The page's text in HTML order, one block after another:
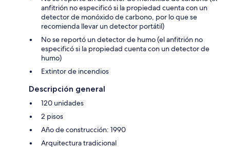
anfitrión no especificó si la propiedad cuenta con un
detector de monóxido de carbono, por lo que se
recomienda llevar un detector portátil)
No se reportó un detector de humo (el anfitrión no
especificó si la propiedad cuenta con un detector de
humo)
Extintor de incendios
Descripción general
120 unidades
2 pisos
Año de construcción: 1990
Arquitectura tradicional